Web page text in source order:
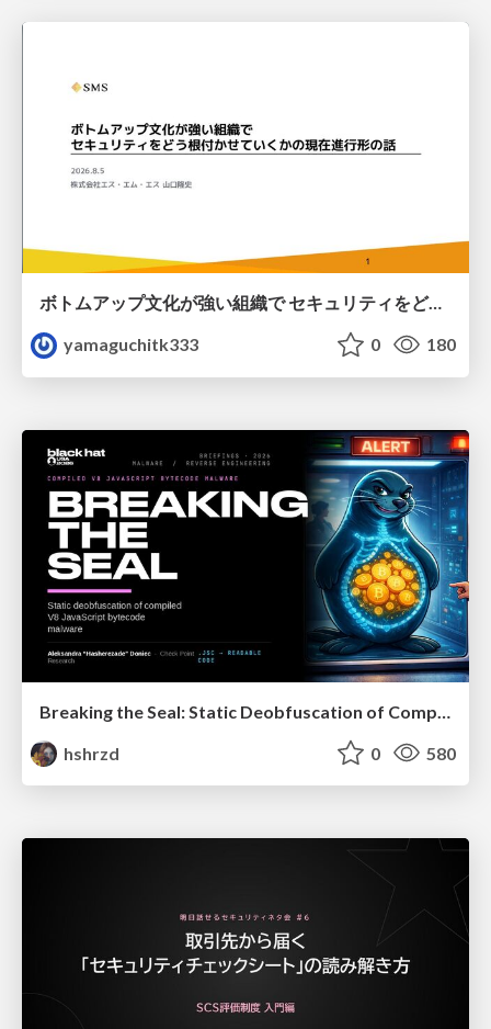
ボトムアップ文化が強い組織で セキュリティをどう根付かせていくかの現在進行形の話 / Making Security Stick in a Bottom-Up Organization
yamaguchitk333
0 180
hshrzd
0 580